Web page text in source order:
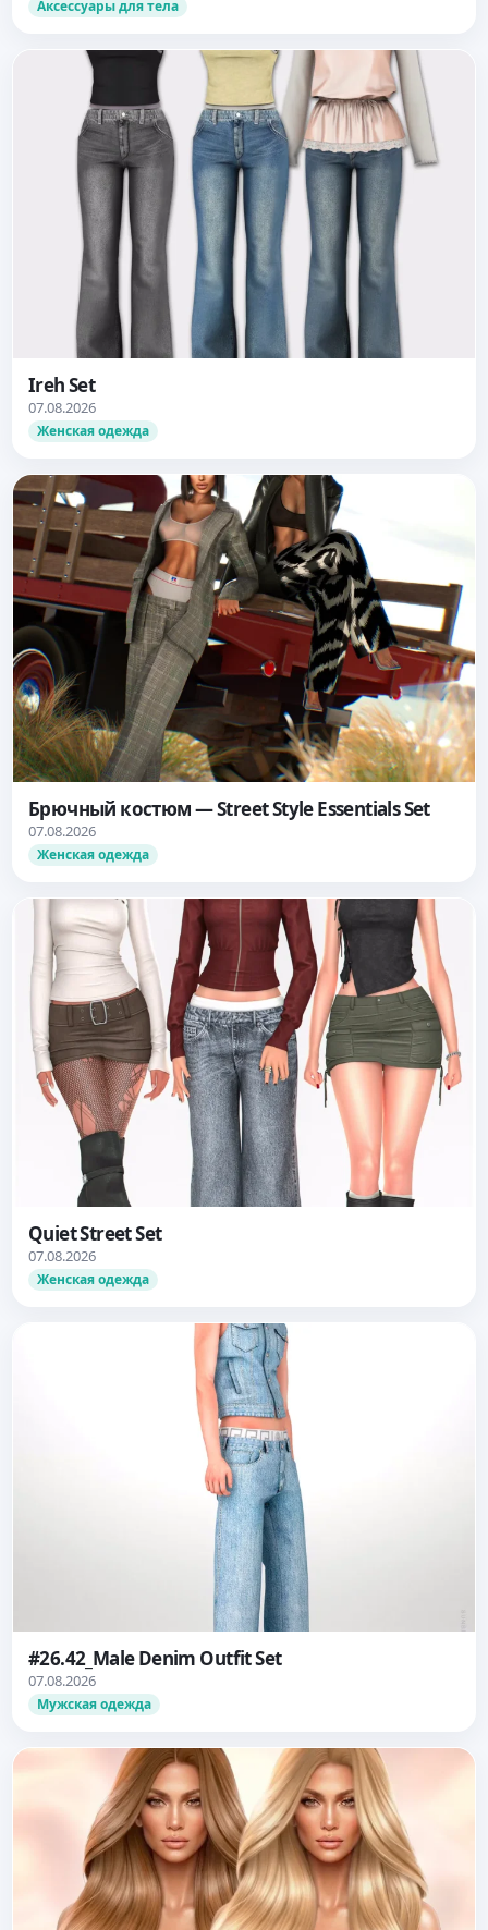
Аксессуары для тела
Ireh Set
07.08.2026
Женская одежда
Брючный костюм — Street Style Essentials Set
07.08.2026
Женская одежда
Quiet Street Set
07.08.2026
Женская одежда
#26.42_Male Denim Outfit Set
07.08.2026
Мужская одежда